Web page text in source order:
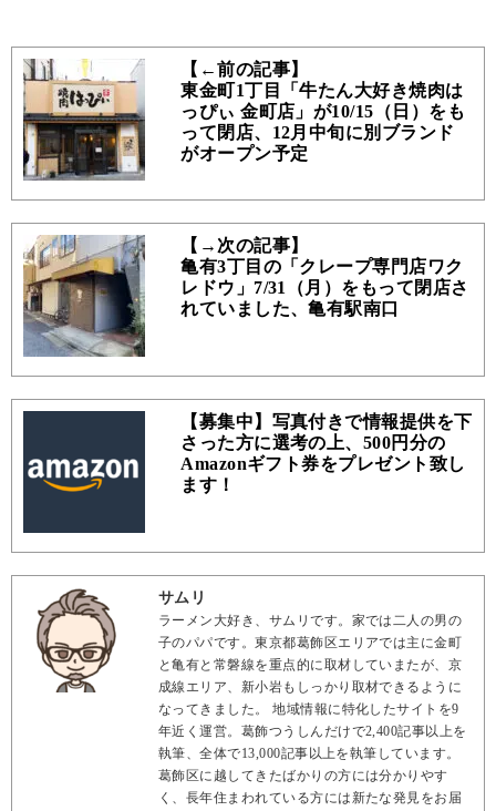
【←前の記事】
東金町1丁目「牛たん大好き焼肉は
っぴぃ 金町店」が10/15（日）をも
って閉店、12月中旬に別ブランド
がオープン予定
【→次の記事】
亀有3丁目の「クレープ専門店ワク
レドウ」7/31（月）をもって閉店さ
れていました、亀有駅南口
【募集中】写真付きで情報提供を下
さった方に選考の上、500円分の
Amazonギフト券をプレゼント致し
ます！
サムリ
ラーメン大好き、サムリです。家では二人の男の
子のパパです。東京都葛飾区エリアでは主に金町
と亀有と常磐線を重点的に取材していまたが、京
成線エリア、新小岩もしっかり取材できるように
なってきました。 地域情報に特化したサイトを9
年近く運営。葛飾つうしんだけで2,400記事以上を
執筆、全体で13,000記事以上を執筆しています。
葛飾区に越してきたばかりの方には分かりやす
く、長年住まわれている方には新たな発見をお届